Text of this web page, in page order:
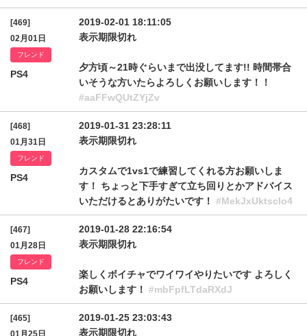
[469]
02月01日
フレンド
PS4
2019-02-01 18:11:05
表示期限切れ
夕方頃～21時ぐらいまで出没してます!! 時間帯合
いそうな方いたらよろしくお願いします！！
#aaFFwQUtZYjZv
[468]
01月31日
フレンド
PS4
2019-01-31 23:28:11
表示期限切れ
カスタムで1vs1で練習してくれる方お願いしま
す！ ちょっと下手すぎて立ち回りとかアドバイス
いただけるとありがたいです！ #MekJxUktsclo4
[467]
01月28日
フレンド
PS4
2019-01-28 22:16:54
表示期限切れ
楽しくボイチャでワイワイやりたいです よろしく
お願いします！ #mbFpfLTdaRXdJ
[465]
01月25日
2019-01-25 23:03:43
表示期限切れ